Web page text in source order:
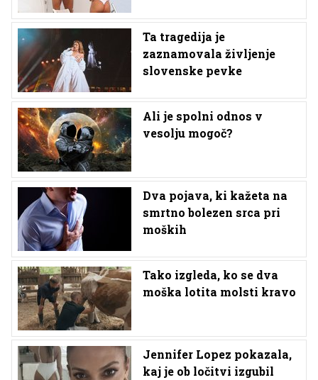
Ta tragedija je
zaznamovala življenje
slovenske pevke
Ali je spolni odnos v
vesolju mogoč?
Dva pojava, ki kažeta na
smrtno bolezen srca pri
moških
Tako izgleda, ko se dva
moška lotita molsti kravo
Jennifer Lopez pokazala,
kaj je ob ločitvi izgubil